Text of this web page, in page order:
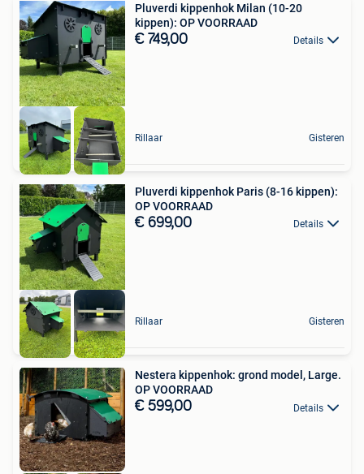
Pluverdi kippenhok Milan (10-20
kippen): OP VOORRAAD
€ 749,00 Details
Rillaar Gisteren
Pluverdi kippenhok Paris (8-16 kippen):
OP VOORRAAD
€ 699,00 Details
Rillaar Gisteren
Nestera kippenhok: grond model, Large.
OP VOORRAAD
€ 599,00 Details